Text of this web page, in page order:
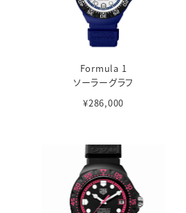
Formula 1
ソーラーグラフ
¥286,000